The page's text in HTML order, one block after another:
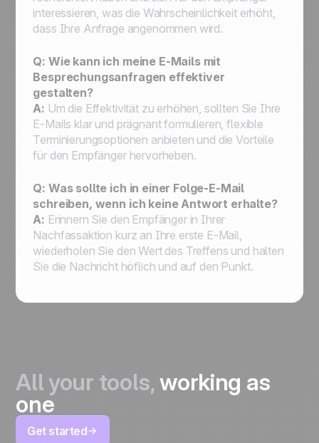
interessieren, was die Wahrscheinlichkeit erhöht,
dass Ihre Anfrage angenommen wird.
Q: Wie kann ich meine E-Mails mit
Besprechungsanfragen effektiver
gestalten?
A: Um die Effektivität zu erhöhen, sollten Sie Ihre
E-Mails klar und prägnant formulieren, flexible
Terminierungsoptionen anbieten und die Vorteile
für den Empfänger hervorheben.
Q: Was sollte ich in einer Folge-E-Mail
schreiben, wenn ich keine Antwort erhalte?
A: Erinnern Sie den Empfänger in Ihrer
Nachfassaktion kurz an Ihre erste E-Mail,
wiederholen Sie den Wert des Treffens und halten
Sie die Nachricht höflich und auf den Punkt.
All your tools,working as
one
Get started